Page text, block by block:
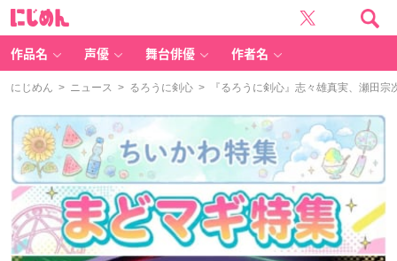
作品名 声優 舞台俳優 作者名
にじめん > ニュース > るろうに剣心 > 『るろうに剣心』志々雄真実、瀬田宗